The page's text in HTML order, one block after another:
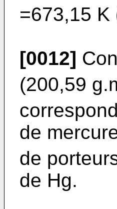
=673,15 K
[0012]
(200,59
de
de
de Hg.